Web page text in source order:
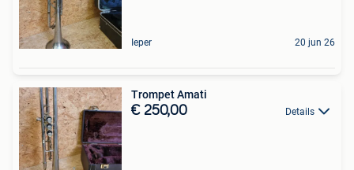
Ieper 20 jun 26
Trompet Amati
€ 250,00 Details